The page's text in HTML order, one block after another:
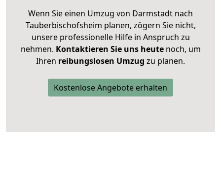
Wenn Sie einen Umzug von Darmstadt nach
Tauberbischofsheim planen, zögern Sie nicht,
unsere professionelle Hilfe in Anspruch zu
nehmen. Kontaktieren Sie uns heutenoch, um
Ihren reibungslosen Umzug zu planen.
Kostenlose Angebote erhalten